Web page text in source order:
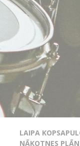
LAIPA
NĀKOTNES